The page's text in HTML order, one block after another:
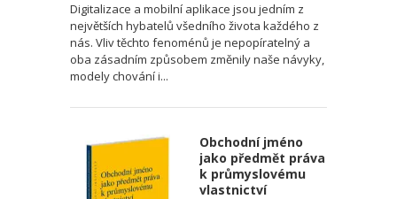
Digitalizace a mobilní aplikace jsou jedním z
největších hybatelů všedního života každého z
nás. Vliv těchto fenoménů je nepopíratelný a
oba zásadním způsobem změnily naše návyky,
modely chování i...
Obchodní jméno
jako předmět práva
k průmyslovému
vlastnictví